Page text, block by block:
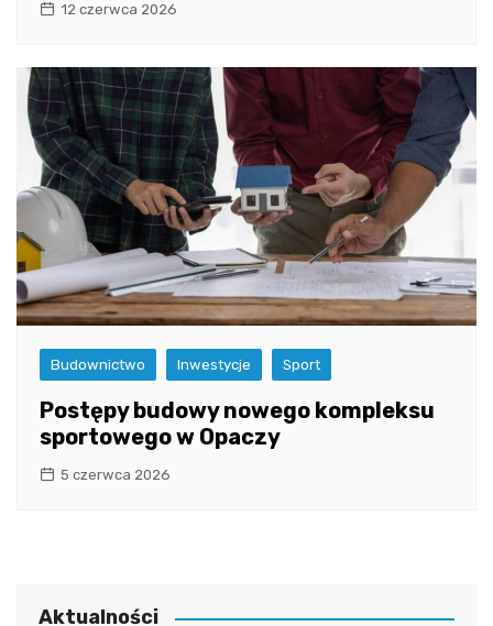
12 czerwca 2026
Budownictwo Inwestycje Sport
Postępy budowy nowego kompleksu
sportowego w Opaczy
5 czerwca 2026
Aktualności